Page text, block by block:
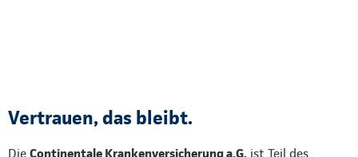
Vertrauen, das bleibt.
Die Continentale Krankenversicherung a.G. ist Teil des